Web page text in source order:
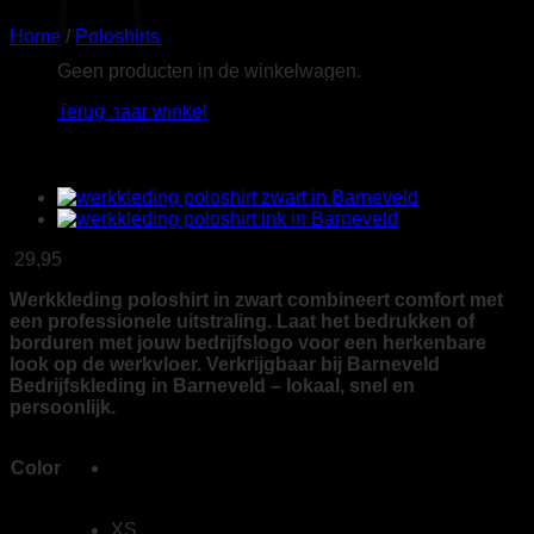
Geen producten in de winkelwagen.
Terug naar winkel
Home / Poloshirts
Tricorp 202703 Poloshirt
29,95
Werkkleding poloshirt in zwart combineert comfort met
een professionele uitstraling. Laat het bedrukken of
borduren met jouw bedrijfslogo voor een herkenbare
look op de werkvloer. Verkrijgbaar bij Barneveld
Bedrijfskleding in Barneveld – lokaal, snel en
persoonlijk.
Color
XS